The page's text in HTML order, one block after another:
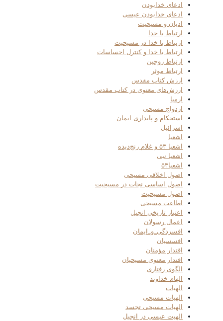
ادعای خدابودن
ادعای خدابودن عیسی
ادیان و مسیحیت
ارتباط با خدا
ارتباط با خدا در مسیحیت
ارتباط با خدا و کنترل احساسات
ارتباط زوجین
ارتباط موثر
ارزش کتاب مقدس
ارزش‌های معنوی در کتاب مقدس
ارمیا
ازدواج مسیحی
استحکام و پایداری ایمان
اسرائیل
اشعیا
اشعیا ۵۳ و غلام رنج‌دیده
اشعیا نبی
اشعیا۵۳
اصول اخلاقی مسیحی
اصول اساسی نجات در مسیحیت
اصول مسیحیت
اطاعت مسیحی
اعتبار تاریخی انجیل
اعمال رسولان
افسردگی_و_ایمان
افسسیان
اقتدار مؤمنان
اقتدار معنوی مسیحیان
الگوی رفتاری
الهام خداوند
الهیات
الهیات مسیحی
الهیات مسیحی تجسد
الهیت عیسی در انجیل